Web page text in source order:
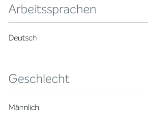
Arbeitssprachen
Deutsch
Geschlecht
Männlich